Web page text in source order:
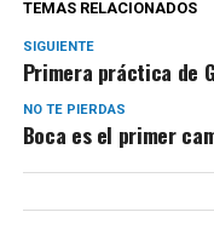
TEMAS RELACIONADOS
SIGUIENTE
Primera práctica de
NO TE PIERDAS
Boca es el primer